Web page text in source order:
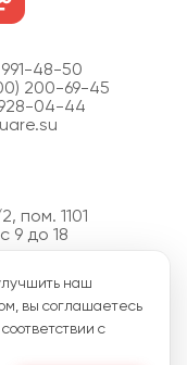
991-48-50
200-69-45
928-04-44
пом. 1101
9 до 18
15
с 8 до 18
наш
вы соглашаетесь
с